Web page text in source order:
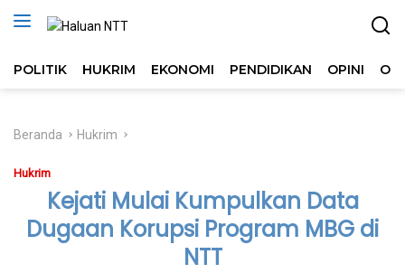
POLITIK HUKRIM EKONOMI PENDIDIKAN OPINI
Beranda Hukrim
Hukrim
Kejati Mulai Kumpulkan Data
Dugaan Korupsi Program MBG di
NTT